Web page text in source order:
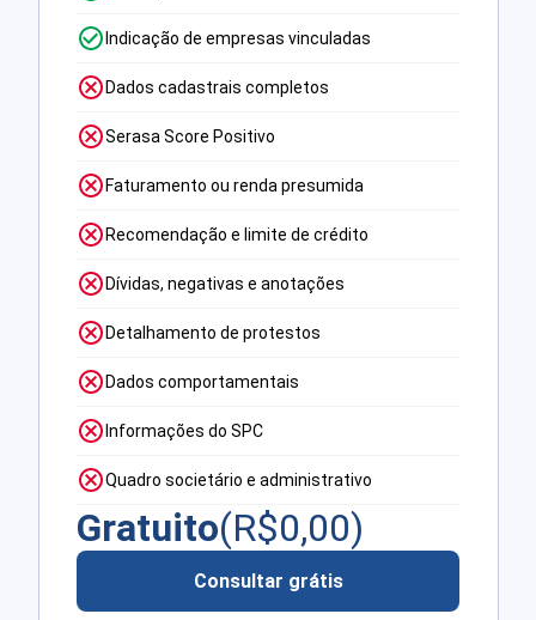
Indicação de empresas vinculadas
Dados cadastrais completos
Serasa Score Positivo
Faturamento ou renda presumida
Recomendação e limite de crédito
Dívidas, negativas e anotações
Detalhamento de protestos
Dados comportamentais
Informações do SPC
Quadro societário e administrativo
Gratuito(R$0,00)
Consultar grátis